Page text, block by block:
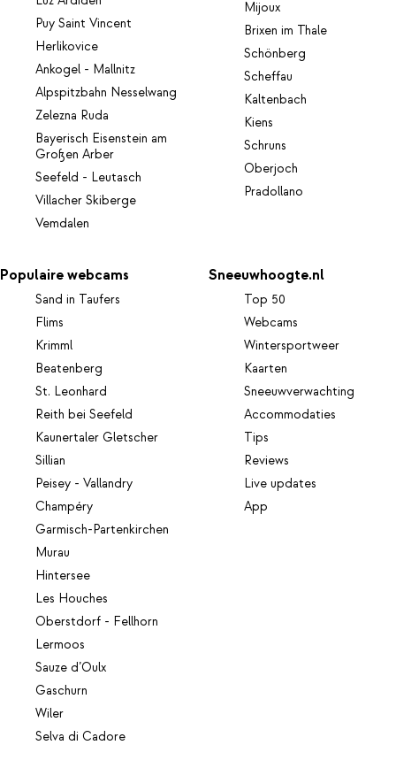
Puy Saint Vincent
Herlikovice
Ankogel - Mallnitz
Alpspitzbahn Nesselwang
Zelezna Ruda
Bayerisch Eisenstein am
Großen Arber
Seefeld - Leutasch
Villacher Skiberge
Vemdalen
Mijoux
Brixen im Thale
Schönberg
Scheffau
Kaltenbach
Kiens
Schruns
Oberjoch
Pradollano
Populaire webcams
Sand in Taufers
Flims
Krimml
Beatenberg
St. Leonhard
Reith bei Seefeld
Kaunertaler Gletscher
Sillian
Peisey - Vallandry
Champéry
Garmisch-Partenkirchen
Murau
Hintersee
Les Houches
Oberstdorf - Fellhorn
Lermoos
Sauze d’Oulx
Gaschurn
Wiler
Selva di Cadore
Sneeuwhoogte.nl
Top 50
Webcams
Wintersportweer
Kaarten
Sneeuwverwachting
Accommodaties
Tips
Reviews
Live updates
App